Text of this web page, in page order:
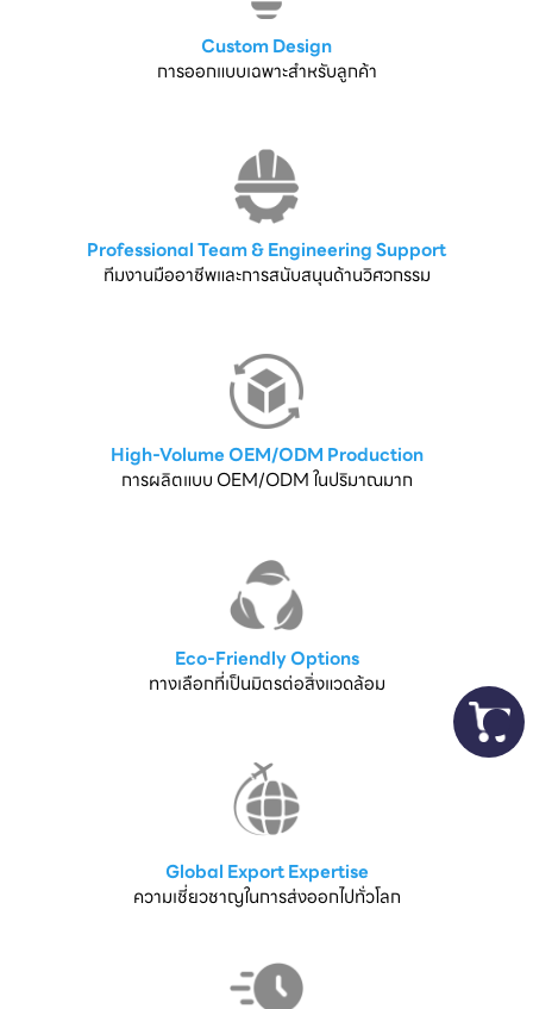
Custom Design
การออกแบบเฉพาะสำหรับลูกค้า
Professional Team & Engineering Support
ทีมงานมืออาชีพและการสนับสนุนด้านวิศวกรรม
High-Volume OEM/ODM Production
การผลิตแบบ OEM/ODM ในปริมาณมาก
Eco-Friendly Options
ทางเลือกที่เป็นมิตรต่อสิ่งแวดล้อม
Global Export Expertise
ความเชี่ยวชาญในการส่งออกไปทั่วโลก